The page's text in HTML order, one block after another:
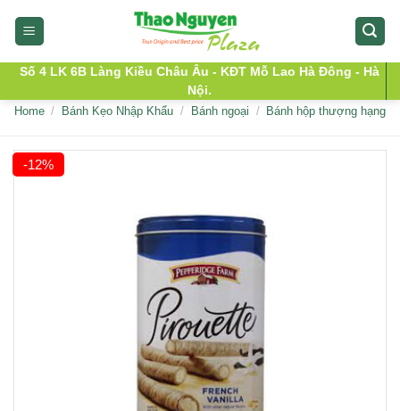
Số 4 LK 6B Làng Kiều Châu Âu - KĐT Mỗ Lao Hà Đông - Hà
Nội.
Home / Bánh Kẹo Nhập Khẩu / Bánh ngoại / Bánh hộp thượng hạng
-12%